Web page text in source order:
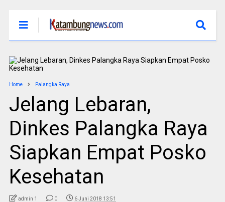
Home Palangka Raya
Jelang Lebaran,
Dinkes Palangka Raya
Siapkan Empat Posko
Kesehatan
admin 1 0 6 Juni 2018 13:51